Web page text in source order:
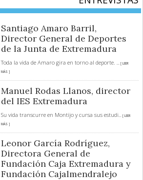
Santiago Amaro Barril,
Director General de Deportes
de la Junta de Extremadura
Toda la vida de Amaro gira en torno al deporte.
... [ LEER
MÁS ]
Manuel Rodas Llanos, director
del IES Extremadura
Su vida transcurre en Montijo y cursa sus estudi... [ LEER
MÁS ]
Leonor García Rodríguez,
Directora General de
Fundación Caja Extremadura y
Fundación Cajalmendralejo